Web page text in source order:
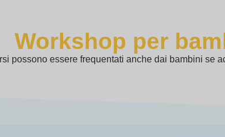
Workshop per
possono essere frequentati anche dai bambini se